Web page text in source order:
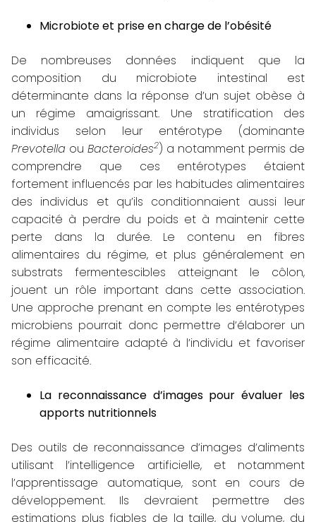
Microbiote et prise en charge de l’obésité
De nombreuses données indiquent que la
composition du microbiote intestinal est
déterminante dans la réponse d’un sujet obèse à
un régime amaigrissant. Une stratification des
individus selon leur entérotype (dominante
Prevotella ou Bacteroides2) a notamment permis de
comprendre que ces entérotypes étaient
fortement influencés par les habitudes alimentaires
des individus et qu’ils conditionnaient aussi leur
capacité à perdre du poids et à maintenir cette
perte dans la durée. Le contenu en fibres
alimentaires du régime, et plus généralement en
substrats fermentescibles atteignant le côlon,
jouent un rôle important dans cette association.
Une approche prenant en compte les entérotypes
microbiens pourrait donc permettre d’élaborer un
régime alimentaire adapté à l’individu et favoriser
son efficacité.
La reconnaissance d’images pour évaluer les
apports nutritionnels
Des outils de reconnaissance d’images d’aliments
utilisant l’intelligence artificielle, et notamment
l’apprentissage automatique, sont en cours de
développement. Ils devraient permettre des
estimations plus fiables de la taille, du volume, du